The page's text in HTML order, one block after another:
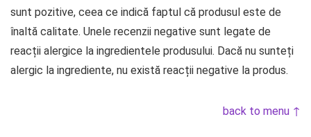
sunt pozitive, ceea ce indică faptul că produsul este de
înaltă calitate. Unele recenzii negative sunt legate de
reacții alergice la ingredientele produsului. Dacă nu sunteți
alergic la ingrediente, nu există reacții negative la produs.
back to menu ↑